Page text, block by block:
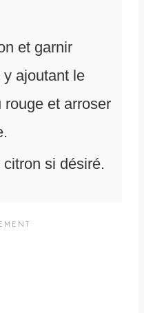
et garnir
ajoutant le
et arroser
si désiré.